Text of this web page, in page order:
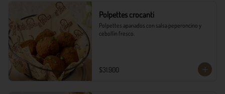
Polpettes crocanti
Polpettes apanados con salsa peperoncino y
cebollín fresco.
$31.900